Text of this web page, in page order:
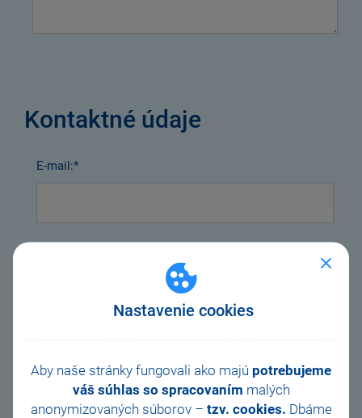
Nastavenie cookies
Aby naše stránky fungovali ako majú potrebujeme
váš súhlas so spracovaním malých
anonymizovaných súborov – tzv. cookies. Dbáme
Kontaktné údaje
E-mail:*